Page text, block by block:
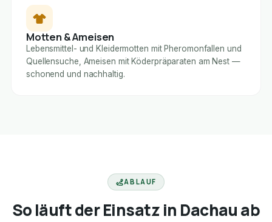
Motten & Ameisen
Lebensmittel- und Kleidermotten mit Pheromonfallen und
Quellensuche, Ameisen mit Köderpräparaten am Nest —
schonend und nachhaltig.
ABLAUF
So läuft der Einsatz in Dachau ab